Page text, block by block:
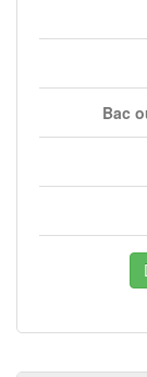
Bac